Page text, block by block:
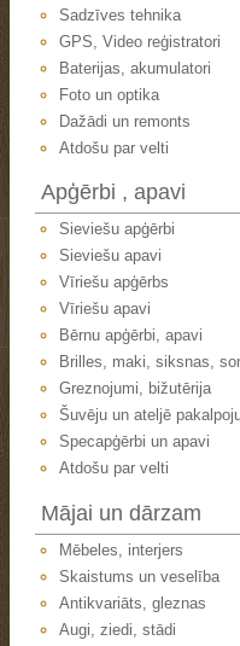
Sadzīves tehnika
GPS, Video reģistratori
Baterijas, akumulatori
Foto un optika
Dažādi un remonts
Atdošu par velti
Apģērbi , apavi
Sieviešu apģērbi
Sieviešu apavi
Vīriešu apģērbs
Vīriešu apavi
Bērnu apģērbi, apavi
Brilles, maki, siksnas,
Greznojumi, bižutērija
Šuvēju un ateljē
Specapģērbi un apavi
Atdošu par velti
Mājai un dārzam
Mēbeles, interjers
Skaistums un veselība
Antikvariāts, gleznas
Augi, ziedi, stādi